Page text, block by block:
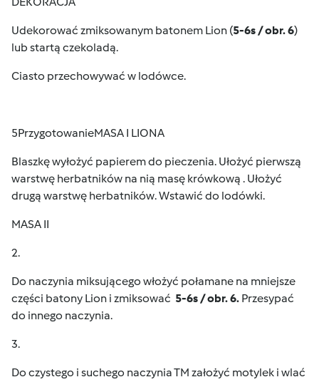
Udekorować zmiksowanym batonem Lion (5-6s / obr. 6)
lub startą czekoladą.
Ciasto przechowywać w lodówce.
5PrzygotowanieMASA I LIONA
Blaszkę wyłożyć papierem do pieczenia. Ułożyć pierwszą
warstwę herbatników na nią masę krówkową . Ułożyć
drugą warstwę herbatników. Wstawić do lodówki.
MASA II
2.
Do naczynia miksującego włożyć połamane na mniejsze
części batony Lion i zmiksować 5-6s / obr. 6. Przesypać
do innego naczynia.
3.
Do czystego i suchego naczynia TM założyć motylek i wlać